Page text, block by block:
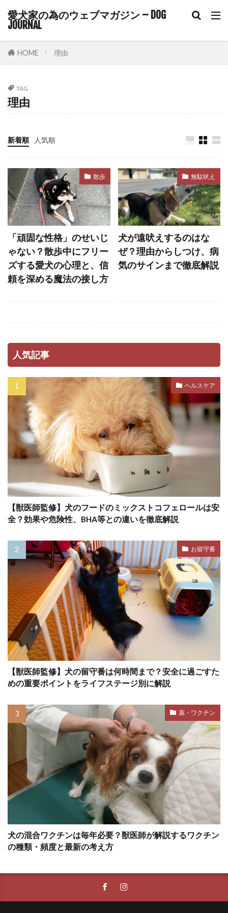
愛犬家の為のウェブマガジン – DOG
JOURNAL
トラウマ トラブル
トラブル回避
トリガースタッキング
ドッグトレーニング
ドッグフレンドリー
ネガティブ
ネギ ネコノミ
ノミ
ノミ・ダニ
ノミ・マダニ
ノンコアワクチン
ノンレム睡眠
ノーズワーク
ハウス
ハウストレーニング
ハグ
ハズバンダリートレーニング
ハックルズ
ハナセ
ハビット・スタッキング
ハンドサイン
バリアフリー
バリア機能
バロメーター
パニック障害
パンティング
パーソナルスペース
パートナーシップ
ヒコーキ耳
ヒート
ビタミンE
ピッチ
ファインド・イット
フィアフリー
フィラリア
フィラリア予防
フィラリア症
フェッチプレイ
フラストレーション
フリスビー
フリーズ
フロントクリップ
フロントクリップハーネス
フローディング
ブドウ
ブドウ膜炎
ブラッシング
プレイセラピー
プレイバウ
プレウォッシュ
プレッシャー
プロバイオティクス
ヘソ天
ヘルスケア
ヘルニア
ベッド
ベッドメイキング
ベッドメーキング
ベリーアップ
ベロ
ペインポイント
ペットカメラ
ペットカート
ペットゲート
ペットシッター
ペットシーツ
ペットフード安全法
ペット旅行
ホエールアイ
ホリホリ
ホルモン
ホルモンバランス
ホームケア
ボディコンディションスコア
ボディランゲージ
ボディーランゲージ
ポジティブ
ポジティブトレーニング
ポジティブループ
ポジティブ・トレーニング
ポジティブ・リインフォースメント
マズルコントロール
マダニ
マッサージ
HOME 理由
TAG
理由
新着順 人気順
散歩
「頑固な性格」のせいじ
ゃない？散歩中にフリー
ズする愛犬の心理と、信
頼を深める魔法の接し方
無駄吠え
犬が遠吠えするのはな
ぜ？理由からしつけ、病
気のサインまで徹底解説
人気記事
ヘルスケア
【獣医師監修】犬のフードのミックストコフェロールは安
全？効果や危険性、BHA等との違いを徹底解説
お留守番
【獣医師監修】犬の留守番は何時間まで？安全に過ごすた
めの重要ポイントをライフステージ別に解説
薬・ワクチン
犬の混合ワクチンは毎年必要？獣医師が解説するワクチン
の種類・頻度と最新の考え方